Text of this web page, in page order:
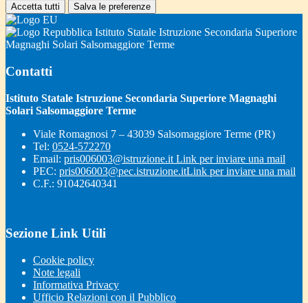
Accetta tutti Salva le preferenze
Istituto Statale Istruzione Secondaria Superiore
Magnaghi Solari Salsomaggiore Terme
Contatti
Istituto Statale Istruzione Secondaria Superiore Magnaghi
Solari Salsomaggiore Terme
Viale Romagnosi 7 – 43039 Salsomaggiore Terme (PR)
Tel: 0524-572270
Email: pris006003@istruzione.it Link per inviare una mail
PEC: pris006003@pec.istruzione.itLink per inviare una mail
C.F.: 91042640341
Sezione Link Utili
Cookie policy
Note legali
Informativa Privacy
Ufficio Relazioni con il Pubblico